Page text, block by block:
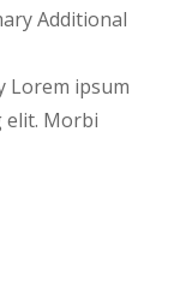
Additional
Lorem ipsum
elit. Morbi